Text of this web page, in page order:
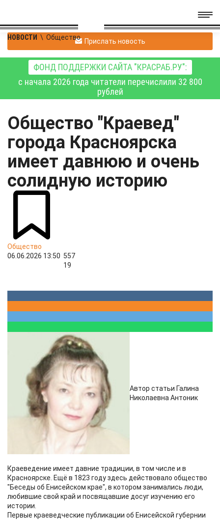
НОВОСТИ \ Общество Прислать новость
ФОНД ПОДДЕРЖКИ САЙТА "КРАСРАБ.РУ":
с начала 2026 года читатели перечислили 32 800
рублей
Общество "Краевед"
города Красноярска
имеет давнюю и очень
солидную историю
Общество
06.06.2026 13:50 557
19
Автор статьи Галина
Николаевна Антоник
Краеведение имеет давние традиции, в том числе и в
Красноярске. Ещё в 1823 году здесь действовало общество
"Беседы об Енисейском крае", в котором занимались люди,
любившие свой край и посвящавшие досуг изучению его
истории.
Первые краеведческие публикации об Енисейской губернии